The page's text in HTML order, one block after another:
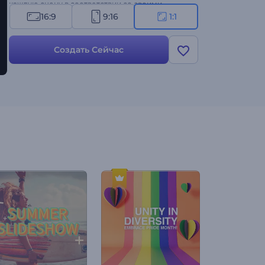
каждую сцену в соответствии со своими
потребностями: напишите свои уникальный
праздничный месседж, добавьте логотип, если
необходимо, и дополните видео праздничной
фоновой музыкой или закадровым голосом.
Создавайте прямо сейчас и делитесь
16:9 9:16 1:1
Создать Сейчас